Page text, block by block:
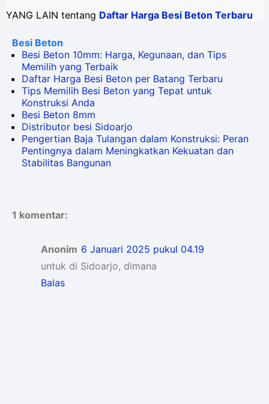
YANG LAIN tentang Daftar Harga Besi Beton Terbaru
Besi Beton
Besi Beton 10mm: Harga, Kegunaan, dan Tips
Memilih yang Terbaik
Daftar Harga Besi Beton per Batang Terbaru
Tips Memilih Besi Beton yang Tepat untuk
Konstruksi Anda
Besi Beton 8mm
Distributor besi Sidoarjo
Pengertian Baja Tulangan dalam Konstruksi: Peran
Pentingnya dalam Meningkatkan Kekuatan dan
Stabilitas Bangunan
1 komentar:
Anonim 6 Januari 2025 pukul 04.19
untuk di Sidoarjo, dimana
Balas